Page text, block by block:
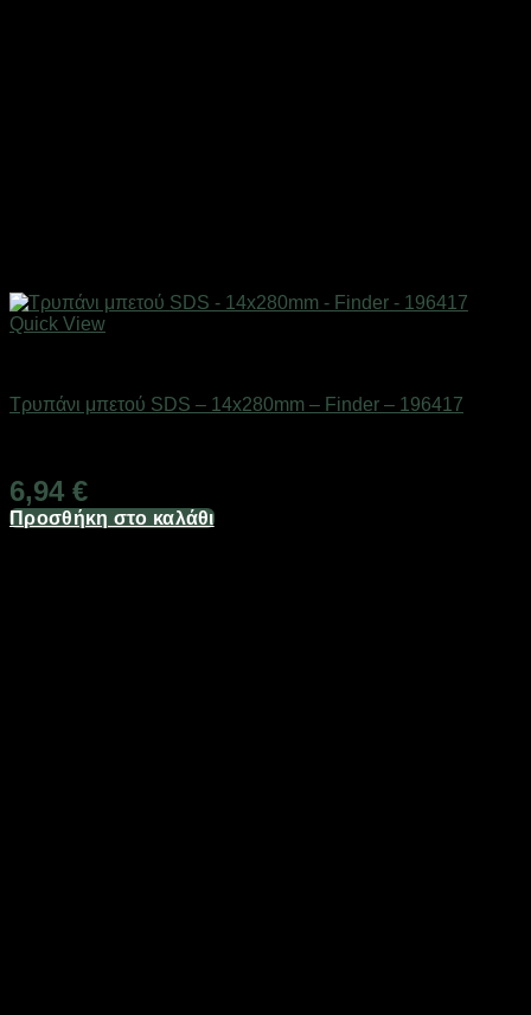
Quick View
Τρυπάνι μπετού SDS – 14x280mm – Finder – 196417
6,94 €
Προσθήκη στο καλάθι